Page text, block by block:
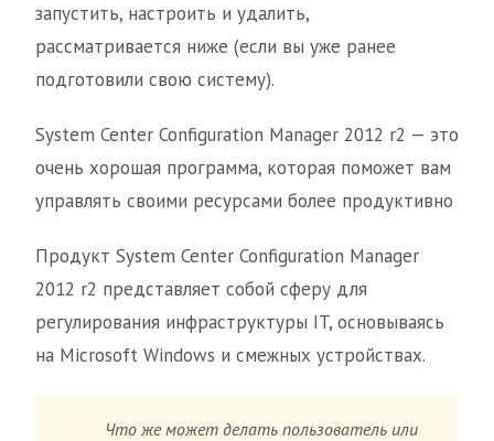
запустить, настроить и удалить,
рассматривается ниже (если вы уже ранее
подготовили свою систему).
System Center Configuration Manager 2012 r2 — это
очень хорошая программа, которая поможет вам
управлять своими ресурсами более продуктивно
Продукт System Center Configuration Manager
2012 r2 представляет собой сферу для
регулирования инфраструктуры IT, основываясь
на Microsoft Windows и смежных устройствах.
Что же может делать пользователь или